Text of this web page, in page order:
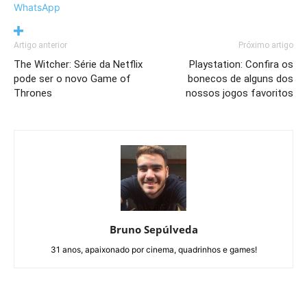
WhatsApp
Artigo anterior
The Witcher: Série da Netflix
pode ser o novo Game of
Thrones
Próximo artigo
Playstation: Confira os
bonecos de alguns dos
nossos jogos favoritos
Bruno Sepúlveda
31 anos, apaixonado por cinema, quadrinhos e games!